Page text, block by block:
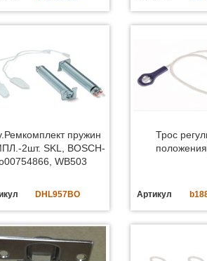
пружин
2шт. SKL, BOSCH-
WB503
DHL957BO
Трос
Артикул